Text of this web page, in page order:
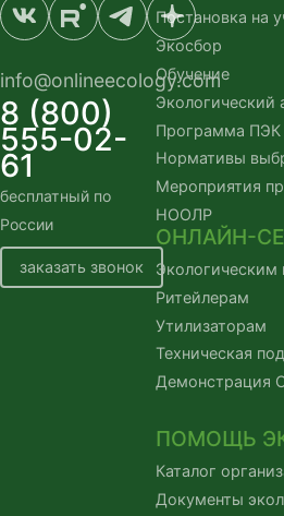
info@onlineecology.com
8 (800)
555-02-
61
бесплатный по
России
заказать звонок
Постановка на
Экосбор
Обучение
Экологический
Программа ПЭК
Нормативы
Мероприятия
НООЛР
ОНЛАЙН-
Экологическим
Ритейлерам
Утилизаторам
Техническая
Демонстрация
ПОМОЩЬ
Каталог
Документы